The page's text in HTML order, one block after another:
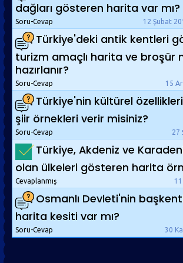
dağları gösteren harita var mı?
12 Şubat
Soru-Cevap
Türkiye'deki antik kentleri
turizm amaçlı harita ve broşür
hazırlanır?
15
Soru-Cevap
Türkiye'nin kültürel
şiir örnekleri verir misiniz?
27
Soru-Cevap
Türkiye, Akdeniz ve
olan ülkeleri gösteren harita
Cevaplanmış
Osmanlı Devleti'nin
harita kesiti var mı?
30
Soru-Cevap